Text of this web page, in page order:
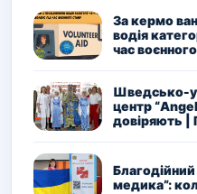
За кермо
водія
час
Шведсько-
центр
довіряють |
медика”: